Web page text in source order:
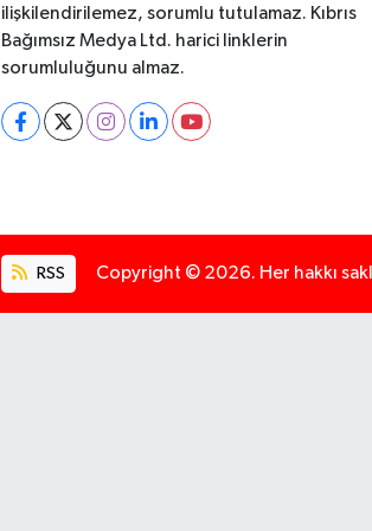
ilişkilendirilemez, sorumlu tutulamaz. Kıbrıs
Bağımsız Medya Ltd. harici linklerin
sorumluluğunu almaz.
RSS Copyright © 2026. Her hakkı